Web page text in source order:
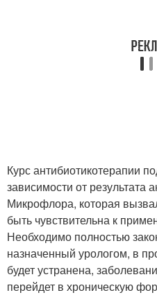
Курс антибиотикотерапии
зависимости от результата
Микрофлора, которая
быть чувствительна к
Необходимо полностью
назначенный урологом, в
будет устранена,
перейдет в хроническую